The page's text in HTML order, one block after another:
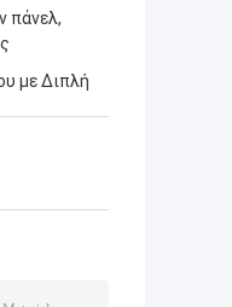
πάνελ,
με Διπλή